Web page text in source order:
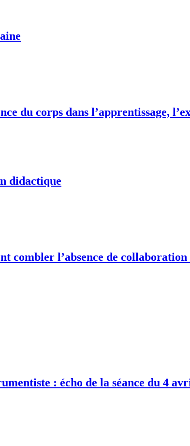
du corps dans l’apprentissage,
didactique
combler l’absence de
: écho de la séance du 4